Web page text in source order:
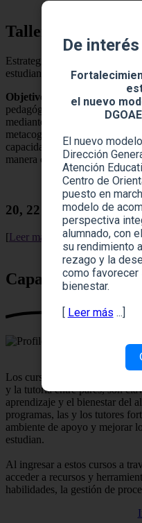
De interés
el nuevo
El nuevo
Dirección
Atención
Centro de
puesto en
modelo de
perspectiva
alumnado, con
su rendimiento
rezago y la
como
bienestar.
[ Leer más ...]
Taller en línea
Estrategias para promover el
estudiantes
Objetivo
: Desarrollar en las y
pedagógicas que favorezcan
mediante la promoción de
metacognición y la toma de
capacidad para gestionar su
manera crítica y responsable..
20, 22 y 24 de abril |
[Leer más
Capacitación
Los cursos para tutores, que
y la tutoría entre pares, son
aprendizaje y el bienestar del
programas, las y los tutores
ambiente de apoyo y mejorar
estudian.
Al ingresar a estos cursos a
acceder a recursos y
habilidades, la gestión de